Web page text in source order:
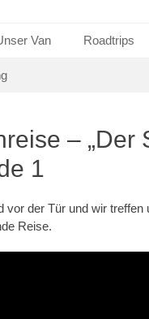
Van Roadtrips
– „Der
1
vor der Tür und wir
Reise.